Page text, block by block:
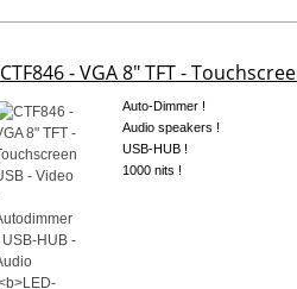
CTF846 - VGA 8" TFT -
Auto-Dimmer !
Audio speakers !
USB-HUB !
1000 nits !